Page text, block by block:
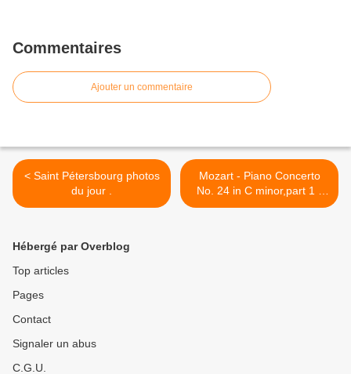
Commentaires
Ajouter un commentaire
< Saint Pétersbourg photos
du jour .
Mozart - Piano Concerto
No. 24 in C minor,part 1 -
Ilia Lomtatidze >
Hébergé par Overblog
Top articles
Pages
Contact
Signaler un abus
C.G.U.